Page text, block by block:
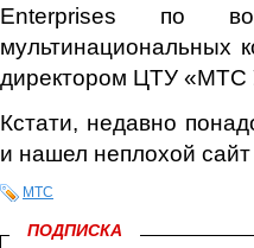
Enterprises по
мультинациональных
директором ЦТУ «МТС
Кстати, недавно
и нашел неплохой
МТС
ПОДПИСКА